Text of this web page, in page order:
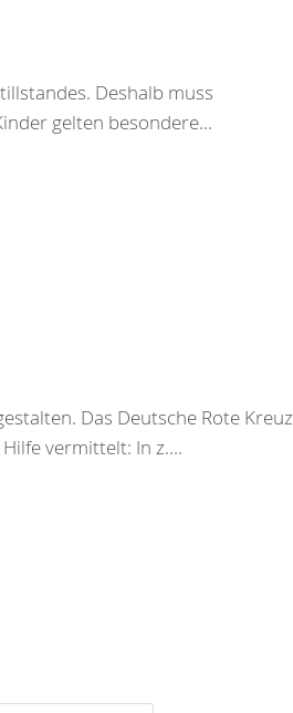
Deshalb muss
gelten besondere...
Das Deutsche Rote Kreuz
vermittelt: In z....